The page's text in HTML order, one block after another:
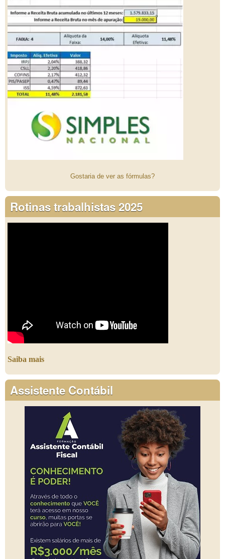
Gostaria de ver as fórmulas?
Rotinas trabalhistas 2025
Saiba mais
Assistente Contábil